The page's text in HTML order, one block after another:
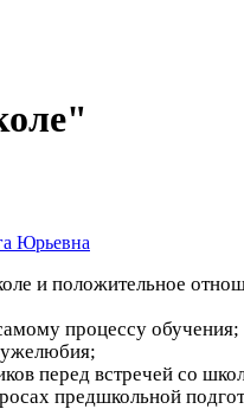
Юрьевна
и положительное
процессу обучения;
перед встречей со
предшкольной